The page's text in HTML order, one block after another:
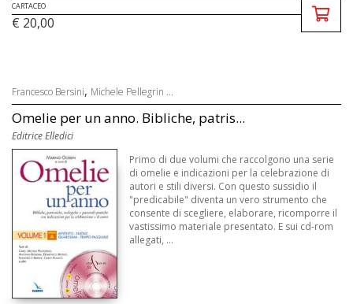
CARTACEO
€ 20,00
Francesco Bersini, Michele Pellegrin ...
Omelie per un anno. Bibliche, patris...
Editrice Elledici
Primo di due volumi che raccolgono una serie
di omelie e indicazioni per la celebrazione di
autori e stili diversi. Con questo sussidio il
"predicabile" diventa un vero strumento che
consente di scegliere, elaborare, ricomporre il
vastissimo materiale presentato. E sui cd-rom
allegati, ...